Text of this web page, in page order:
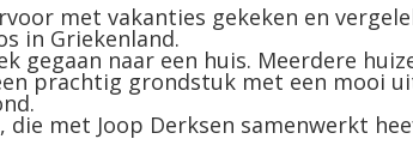
met vakanties gekeken en
in Griekenland.
gegaan naar een huis. Meerdere
prachtig grondstuk met een mooi
met Joop Derksen samenwerkt